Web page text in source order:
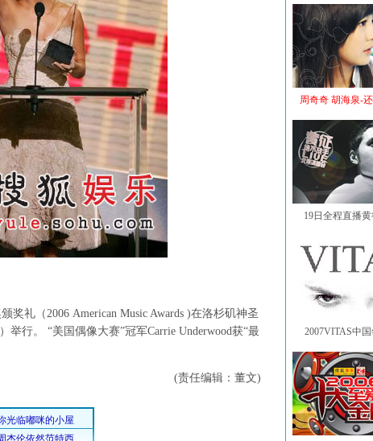
礼（2006 American Music Awards )在洛杉矶神圣
举行。 “美国偶像大赛”冠军Carrie Underwood获“最
(责任编辑：董文)
周奇奇 胡海泉-
19日全程直播
2007VITAS中